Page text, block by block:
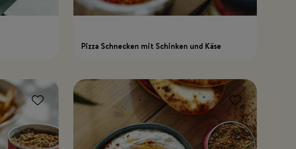
Pizza Schnecken mit Schinken und Käse